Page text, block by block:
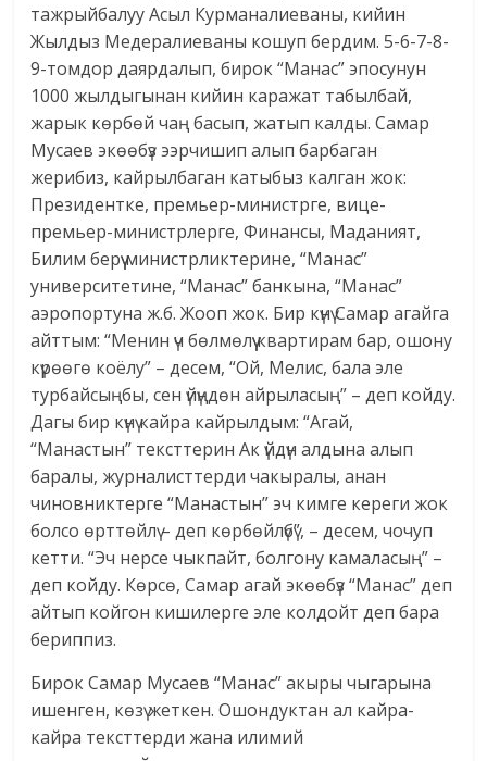
тажрыйбалуу Асыл Курманалиеваны, кийин
Жылдыз Медералиеваны кошуп бердим. 5-6-7-8-
9-томдор даярдалып, бирок “Манас” эпосунун
1000 жылдыгынан кийин каражат табылбай,
жарык көрбөй чаң басып, жатып калды. Самар
Мусаев экөөбүз ээрчишип алып барбаган
жерибиз, кайрылбаган катыбыз калган жок:
Президентке, премьер-министрге, вице-
премьер-министрлерге, Финансы, Маданият,
Билим берүү министрликтерине, “Манас”
университетине, “Манас” банкына, “Манас”
аэропортуна ж.б. Жооп жок. Бир күнү Самар агайга
айттым: “Менин үч бөлмөлүү квартирам бар, ошону
күрөөгө коёлу” – десем, “Ой, Мелис, бала эле
турбайсыңбы, сен үйүңдөн айрыласың” – деп койду.
Дагы бир күнү кайра кайрылдым: “Агай,
“Манастын” тексттерин Ак үйдүн алдына алып
баралы, журналисттерди чакыралы, анан
чиновниктерге “Манастын” эч кимге кереги жок
болсо өрттөйлү – деп көрбөйлүбү”, – десем, чочуп
кетти. “Эч нерсе чыкпайт, болгону камаласың” –
деп койду. Көрсө, Самар агай экөөбүз “Манас” деп
айтып койгон кишилерге эле колдойт деп бара
бериппиз.
Бирок Самар Мусаев “Манас” акыры чыгарына
ишенген, көзү жеткен. Ошондуктан ал кайра-
кайра тексттерди жана илимий